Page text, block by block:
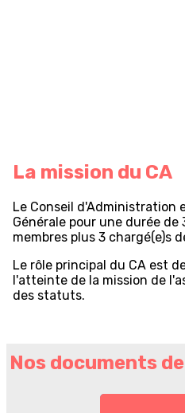
La mission du CA
Le Conseil d'Administration
Générale pour une durée
membres plus 3 chargé(e)s
Le rôle principal du CA est
l'atteinte de la mission de
des statuts.
Nos documents